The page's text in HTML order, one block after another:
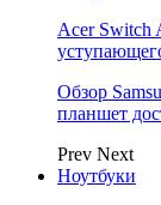
Acer Switch
Обзор
планшет
Prev Next
Ноутбуки